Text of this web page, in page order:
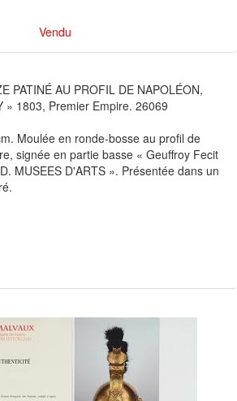
Vendu
PATINÉ AU PROFIL DE NAPOLÉON,
» 1803, Premier Empire. 26069
Moulée en ronde-bosse au profil de
signée en partie basse « Geuffroy Fecit
MUSEES D'ARTS ». Présentée dans un